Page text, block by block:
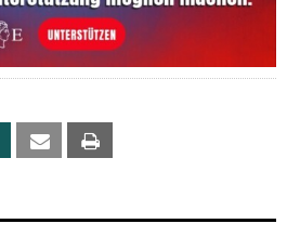
Xing Email